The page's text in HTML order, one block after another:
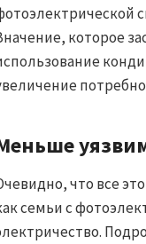
которое
что все
семьи с